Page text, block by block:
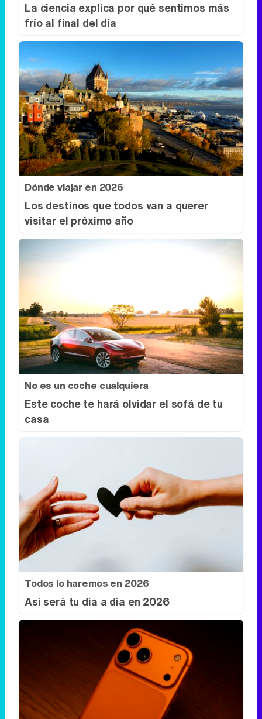
La ciencia explica por qué sentimos más
frío al final del día
Dónde viajar en 2026
Los destinos que todos van a querer
visitar el próximo año
No es un coche cualquiera
Este coche te hará olvidar el sofá de tu
casa
Todos lo haremos en 2026
Así será tu día a día en 2026